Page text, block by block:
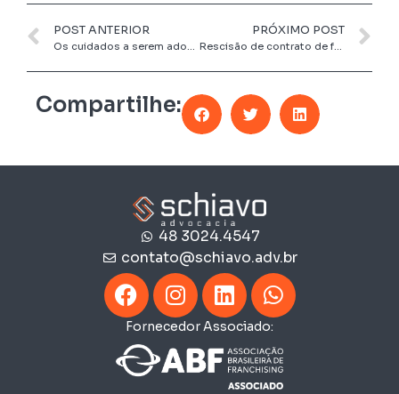
POST ANTERIOR
Os cuidados a serem adotados pelas empresas na negativação de devedores
PRÓXIMO POST
Rescisão de contrato de franquia empresarial: limites das exigências da franqueadora em relação à descaracterização do ponto comercial
Compartilhe:
48 3024.4547
contato@schiavo.adv.br
Fornecedor Associado: